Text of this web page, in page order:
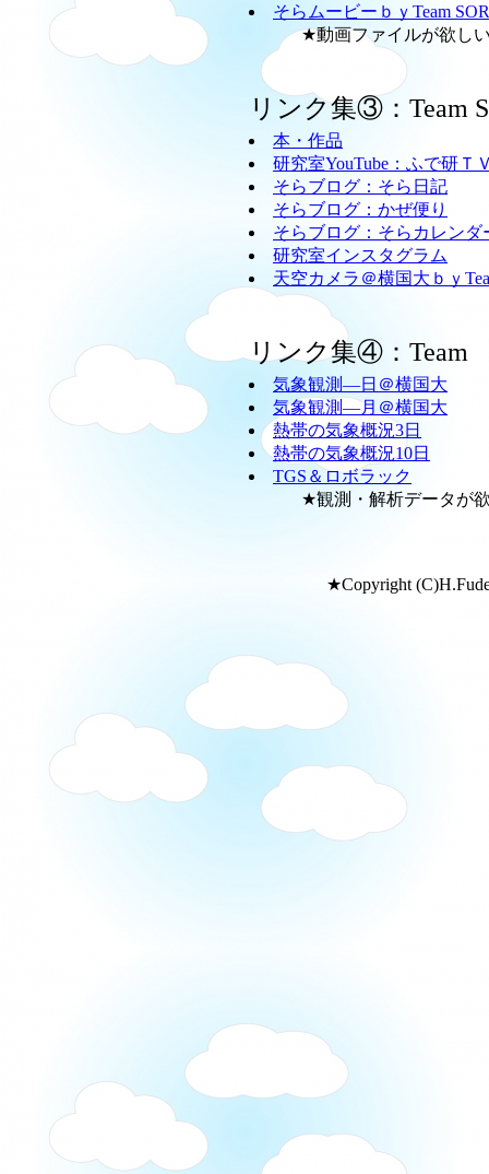
そらムービーｂｙTeam
★動画ファイルが欲しい
リンク集③：Team
本・作品
研究室YouTube：ふで研Ｔ
そらブログ：そら日記
そらブログ：かぜ便り
そらブログ：そらカレンダ
研究室インスタグラム
天空カメラ＠横国大ｂｙ
リンク集④：
気象観測―日＠横国大
気象観測―月＠横国大
熱帯の気象概況3日
熱帯の気象概況10日
TGS＆ロボラック
★観測・解析データが欲し
★Copyright